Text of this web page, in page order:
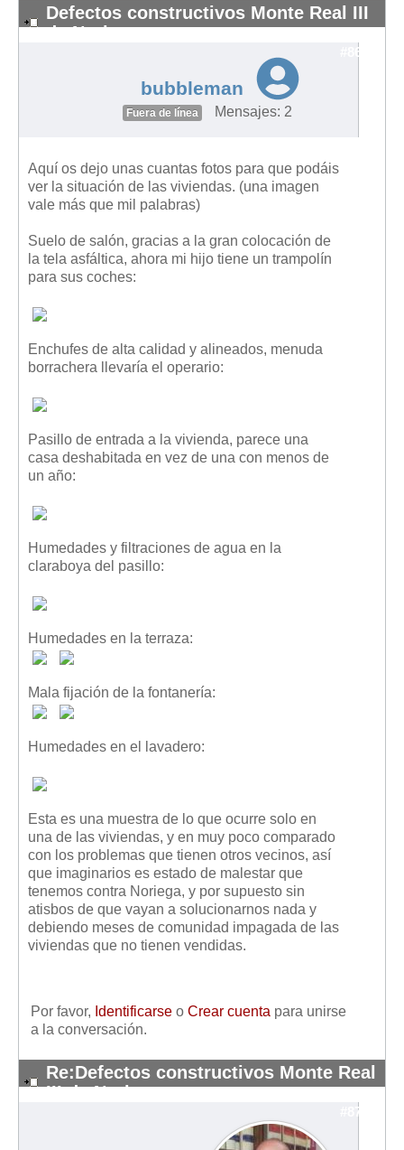
Modelos de Convocatoria de Junta de Propietarios
Legislación sobre la Comunidad de Propietarios
Legislación sobre Adquisición de Vivienda en Propiedad
Diccionario
Entrar / Salir
Mis boletines
Defectos constructivos Monte Real III
de Noriega
#8694
bubbleman
Fuera de línea Mensajes: 2
Aquí os dejo unas cuantas fotos para que podáis
ver la situación de las viviendas. (una imagen
vale más que mil palabras)
Suelo de salón, gracias a la gran colocación de
la tela asfáltica, ahora mi hijo tiene un trampolín
para sus coches:
Enchufes de alta calidad y alineados, menuda
borrachera llevaría el operario:
Pasillo de entrada a la vivienda, parece una
casa deshabitada en vez de una con menos de
un año:
Humedades y filtraciones de agua en la
claraboya del pasillo:
Humedades en la terraza:
Mala fijación de la fontanería:
Humedades en el lavadero:
Esta es una muestra de lo que ocurre solo en
una de las viviendas, y en muy poco comparado
con los problemas que tienen otros vecinos, así
que imaginarios es estado de malestar que
tenemos contra Noriega, y por supuesto sin
atisbos de que vayan a solucionarnos nada y
debiendo meses de comunidad impagada de las
viviendas que no tienen vendidas.
Por favor, Identificarse o Crear cuenta para unirse
a la conversación.
Re:Defectos constructivos Monte Real
III de Noriega
#8739